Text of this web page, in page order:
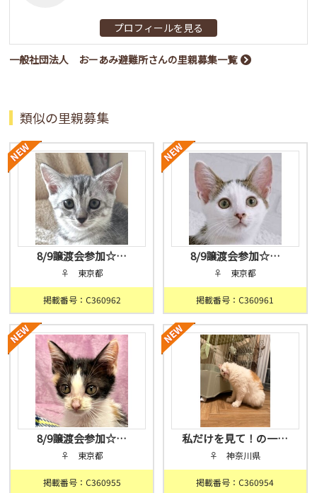
プロフィールを見る
一般社団法人 おーあみ避難所さんの里親募集一覧
類似の里親募集
8/9譲渡会参加☆…
♀ 東京都
掲載番号：C360962
8/9譲渡会参加☆…
♀ 東京都
掲載番号：C360961
8/9譲渡会参加☆…
♀ 東京都
掲載番号：C360955
私だけを見て！の一…
♀ 神奈川県
掲載番号：C360954